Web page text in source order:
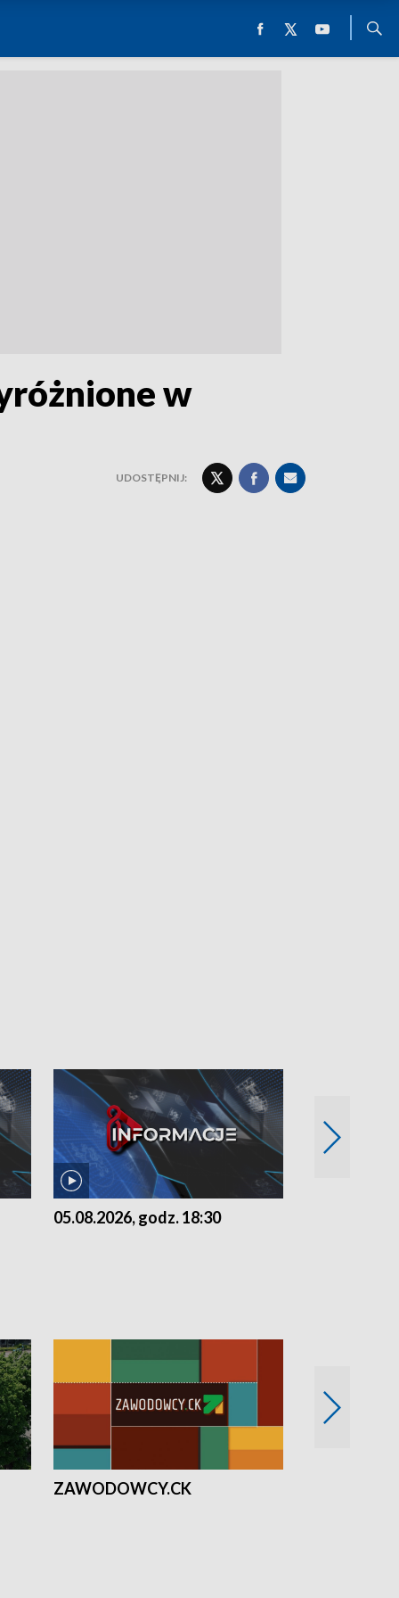
w
UDOSTĘPNIJ:
05.08.2026, godz. 18:30
ZAWODOWCY.CK